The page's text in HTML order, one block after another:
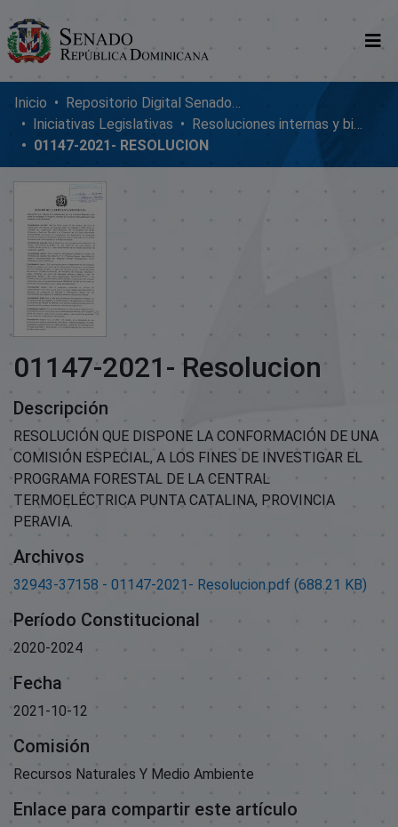
Comunidades
Glosario
Nosotros
Inicio
Repositorio Digital SenadoRD
Iniciativas Legislativas
Resoluciones internas y bicamerales
01147-2021- RESOLUCION
01147-2021- Resolucion
Descripción
RESOLUCIÓN QUE DISPONE LA CONFORMACIÓN DE UNA
COMISIÓN ESPECIAL, A LOS FINES DE INVESTIGAR EL
PROGRAMA FORESTAL DE LA CENTRAL
TERMOELÉCTRICA PUNTA CATALINA, PROVINCIA
PERAVIA.
Archivos
32943-37158 - 01147-2021- Resolucion.pdf (688.21 KB)
Período Constitucional
2020-2024
Fecha
2021-10-12
Comisión
Recursos Naturales Y Medio Ambiente
Enlace para compartir este artículo